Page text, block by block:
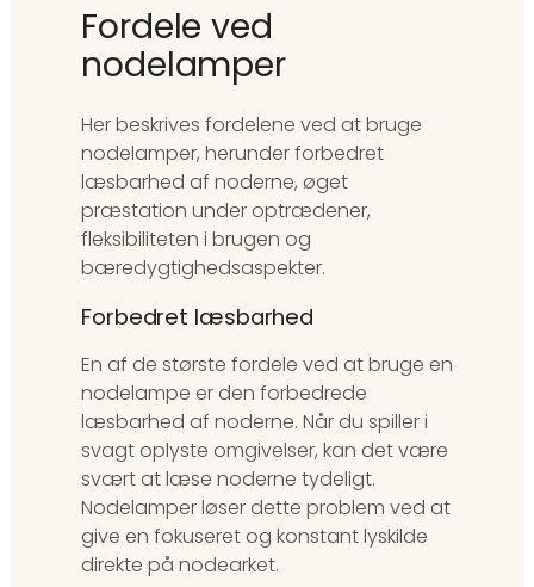
Fordele ved
nodelamper
Her beskrives fordelene ved at bruge
nodelamper, herunder forbedret
læsbarhed af noderne, øget
præstation under optrædener,
fleksibiliteten i brugen og
bæredygtighedsaspekter.
Forbedret læsbarhed
En af de største fordele ved at bruge en
nodelampe er den forbedrede
læsbarhed af noderne. Når du spiller i
svagt oplyste omgivelser, kan det være
svært at læse noderne tydeligt.
Nodelamper løser dette problem ved at
give en fokuseret og konstant lyskilde
direkte på nodearket.